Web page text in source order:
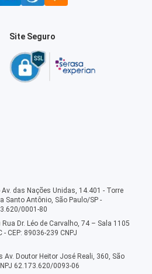
Site Seguro
das Nações Unidas, 14.401 - Torre
Santo Antônio, São Paulo/SP -
0001-80
Dr. Léo de Carvalho, 74 – Sala 1105
CEP: 89036-239 CNPJ
Av. Doutor Heitor José Reali, 360, São
62.173.620/0093-06